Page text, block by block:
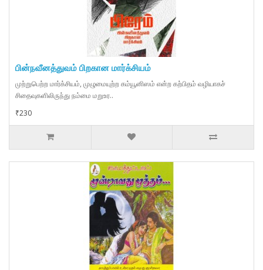
பின்நவீனத்துவம் பிறகான மார்க்சியம்
முற்றுபெற்ற மார்க்சியம், முழுமையுற்ற கம்யூனிஸம் என்ற கற்பிதம் வழியாகச்
சிதைவுகளிலிருந்து நம்மை மறுஉர..
₹230